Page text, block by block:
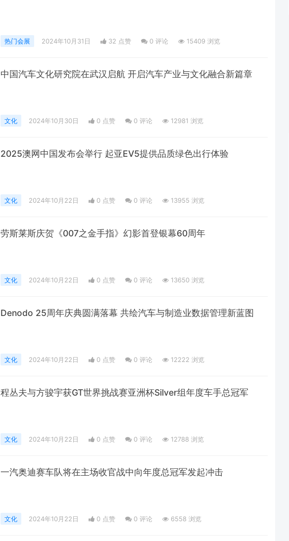
热门会展 2024年10月31日 32 点赞 0 评论 15409 浏览
中国汽车文化研究院在武汉启航 开启汽车产业与文化融合新篇章
文化 2024年10月30日 0 点赞 0 评论 12981 浏览
2025澳网中国发布会举行 起亚EV5提供品质绿色出行体验
文化 2024年10月22日 0 点赞 0 评论 13955 浏览
劳斯莱斯庆贺《007之金手指》幻影首登银幕60周年
文化 2024年10月22日 0 点赞 0 评论 13650 浏览
Denodo 25周年庆典圆满落幕 共绘汽车与制造业数据管理新蓝图
文化 2024年10月22日 0 点赞 0 评论 12222 浏览
程丛夫与方骏宇获GT世界挑战赛亚洲杯Silver组年度车手总冠军
文化 2024年10月22日 0 点赞 0 评论 12788 浏览
一汽奥迪赛车队将在主场收官战中向年度总冠军发起冲击
文化 2024年10月22日 0 点赞 0 评论 6558 浏览